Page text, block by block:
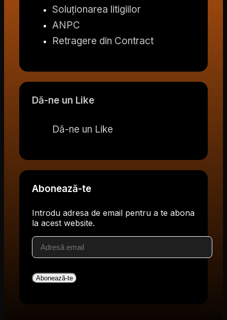
Soluționarea litigiilor
ANPC
Retragere din Contract
Dă-ne un Like
Dă-ne un Like
Abonează-te
Introdu adresa de email pentru a te abona
la acest website.
Adresă
email
Abonează-te